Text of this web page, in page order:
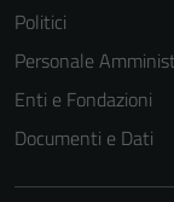
Politici
Personale
Enti e Fondazioni
Documenti e Dati